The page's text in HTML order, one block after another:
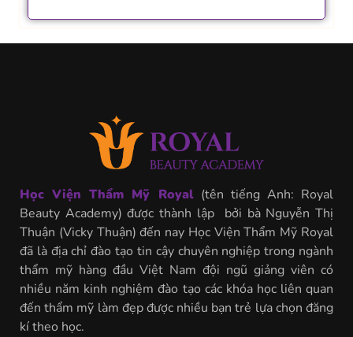
Học Viện Thẩm Mỹ Royal(tên tiếng Anh: Royal
Beauty Academy) được thành lập bởi bà Nguyễn Thị
Thuận (Vicky Thuận) đến nay Học Viện Thẩm Mỹ Royal
đã là địa chỉ đào tạo tin cậy chuyên nghiệp trong ngành
thẩm mỹ hàng đầu Việt Nam đội ngũ giảng viên có
nhiều năm kinh nghiệm đào tạo các khóa học liên quan
đến thẩm mỹ làm đẹp được nhiều bạn trẻ lựa chọn đăng
kí theo học.